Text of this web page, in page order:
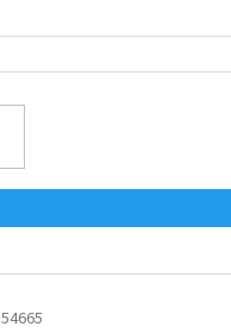
54665